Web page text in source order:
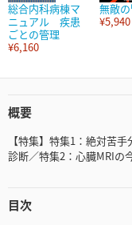
総合内科病棟マ
ニュアル 疾患
ごとの管理
¥6,160
無敵
¥5,940
概要
【特集】特集1：絶対苦
診断／特集2：心臓MRIの
目次